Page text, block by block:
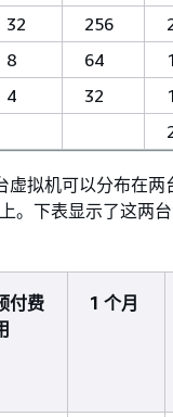
32 256
8 64
1
4 32
虚拟机可以分布在两
。下表显示了这两
付费
1 个月